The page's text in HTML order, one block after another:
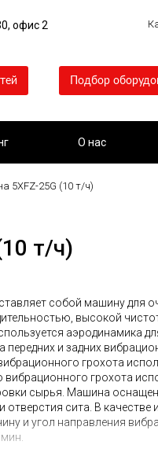
офис 2
Подбор
О нас
5XFZ-25G (10 т/ч)
т/ч)
собой машину для
высокой
аэродинамика
передних и задних
грохота
грохота
сырья. Машина
сита. В качестве
и угол направления